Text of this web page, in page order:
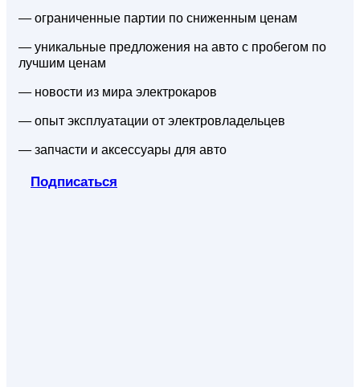
— ограниченные партии по сниженным ценам
— уникальные предложения на авто с пробегом по
лучшим ценам
— новости из мира электрокаров
— опыт эксплуатации от электровладельцев
— запчасти и аксессуары для авто
Подписаться